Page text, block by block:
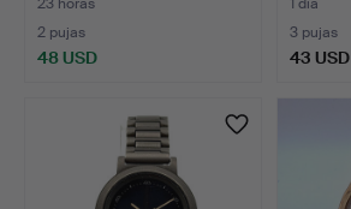
2 pujas
48 USD
3 pujas
43 USD